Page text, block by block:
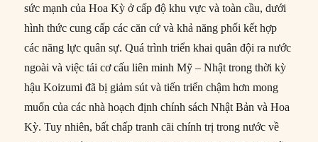
sức mạnh của Hoa Kỳ ở cấp độ khu vực và toàn cầu, dưới
hình thức cung cấp các căn cứ và khả năng phối kết hợp
các năng lực quân sự. Quá trình triển khai quân đội ra nước
ngoài và việc tái cơ cấu liên minh Mỹ – Nhật trong thời kỳ
hậu Koizumi đã bị giảm sút và tiến triển chậm hơn mong
muốn của các nhà hoạch định chính sách Nhật Bản và Hoa
Kỳ. Tuy nhiên, bất chấp tranh cãi chính trị trong nước về